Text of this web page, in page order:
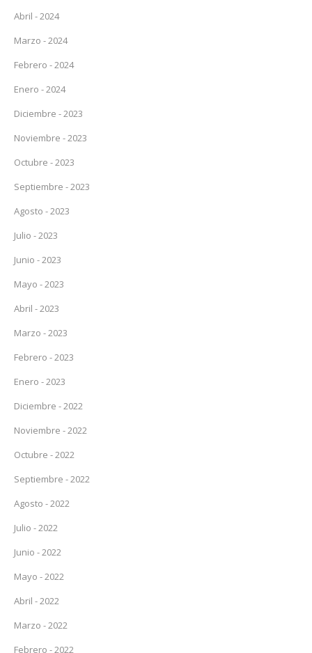
Abril - 2024
Marzo - 2024
Febrero - 2024
Enero - 2024
Diciembre - 2023
Noviembre - 2023
Octubre - 2023
Septiembre - 2023
Agosto - 2023
Julio - 2023
Junio - 2023
Mayo - 2023
Abril - 2023
Marzo - 2023
Febrero - 2023
Enero - 2023
Diciembre - 2022
Noviembre - 2022
Octubre - 2022
Septiembre - 2022
Agosto - 2022
Julio - 2022
Junio - 2022
Mayo - 2022
Abril - 2022
Marzo - 2022
Febrero - 2022